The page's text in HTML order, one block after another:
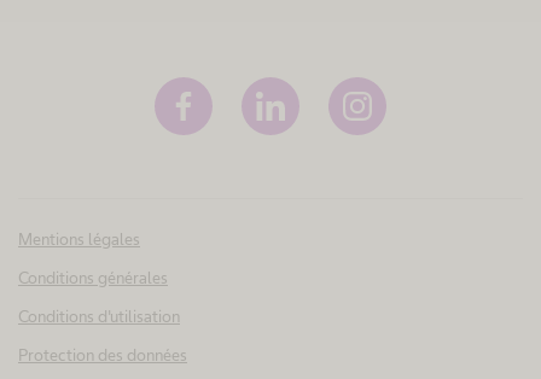
Mentions légales
Conditions générales
Conditions d'utilisation
Protection des données